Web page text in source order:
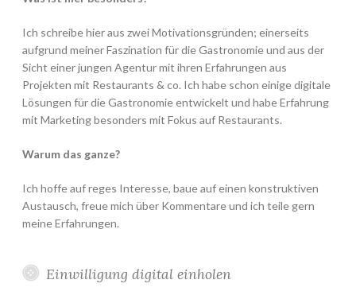
Ich schreibe hier aus zwei Motivationsgründen; einerseits
aufgrund meiner Faszination für die Gastronomie und aus der
Sicht einer jungen Agentur mit ihren Erfahrungen aus
Projekten mit Restaurants & co. Ich habe schon einige digitale
Lösungen für die Gastronomie entwickelt und habe Erfahrung
mit Marketing besonders mit Fokus auf Restaurants.
Warum das ganze?
Ich hoffe auf reges Interesse, baue auf einen konstruktiven
Austausch, freue mich über Kommentare und ich teile gern
meine Erfahrungen.
Einwilligung digital einholen